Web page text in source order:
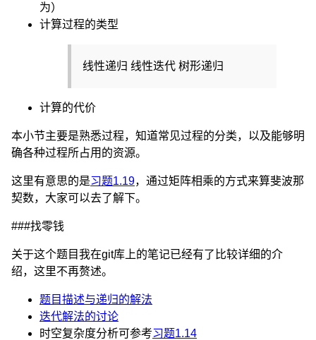
为）
计算过程的类型
线性递归 线性迭代 树形递归
计算的代价
本小节主要是熟悉过程，知道常见过程的分类，以及能够明
确各种过程所占用的资源。
这里有意思的是习题1.19，通过矩阵相乘的方式来算斐波那
契数，大家可以去了解下。
###找零钱
关于这个题目我在git库上的笔记已经有了比较详细的介
绍，这里不再赘述。
题目描述与递归的解法
迭代解法的讨论
时空复杂度分析可参考习题1.14